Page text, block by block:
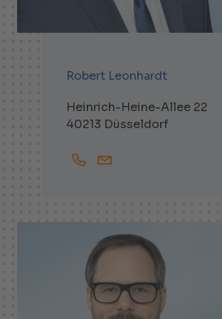
Robert Leonhardt
Heinrich-Heine-Allee 22
40213 Düsseldorf
+492111370743